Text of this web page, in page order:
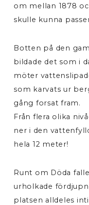
om mellan 1878
skulle kunna
Botten på den
bildade det som i
möter
som karvats ur
gång forsat fram.
Från flera olika
ner i den
hela 12 meter!
Runt om Döda
urholkade
platsen alldeles